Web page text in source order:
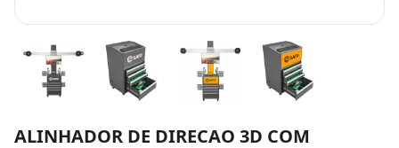
ALINHADOR DE DIRECAO 3D COM